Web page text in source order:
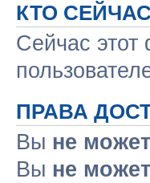
КТО
Сейчас этот
ПРАВА
Вы не
Вы не